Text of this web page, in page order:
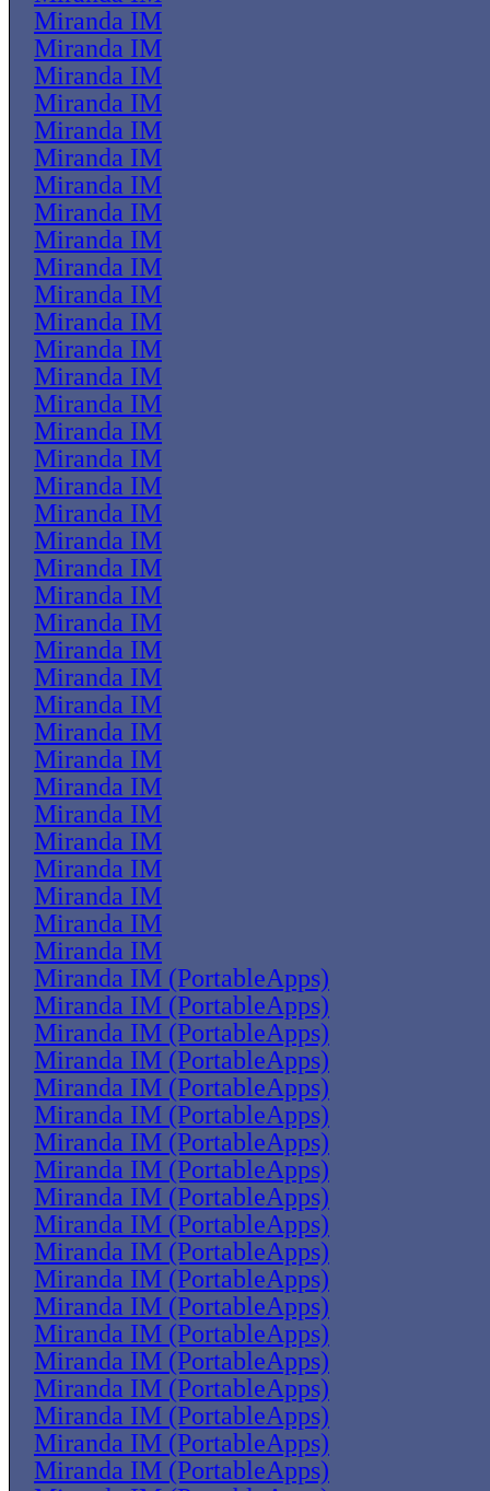
Miranda IM
Miranda IM
Miranda IM
Miranda IM
Miranda IM
Miranda IM
Miranda IM
Miranda IM
Miranda IM
Miranda IM
Miranda IM
Miranda IM
Miranda IM
Miranda IM
Miranda IM
Miranda IM
Miranda IM
Miranda IM
Miranda IM
Miranda IM
Miranda IM
Miranda IM
Miranda IM
Miranda IM
Miranda IM
Miranda IM
Miranda IM
Miranda IM
Miranda IM
Miranda IM
Miranda IM
Miranda IM
Miranda IM
Miranda IM
Miranda IM
Miranda IM (PortableApps)
Miranda IM (PortableApps)
Miranda IM (PortableApps)
Miranda IM (PortableApps)
Miranda IM (PortableApps)
Miranda IM (PortableApps)
Miranda IM (PortableApps)
Miranda IM (PortableApps)
Miranda IM (PortableApps)
Miranda IM (PortableApps)
Miranda IM (PortableApps)
Miranda IM (PortableApps)
Miranda IM (PortableApps)
Miranda IM (PortableApps)
Miranda IM (PortableApps)
Miranda IM (PortableApps)
Miranda IM (PortableApps)
Miranda IM (PortableApps)
Miranda IM (PortableApps)